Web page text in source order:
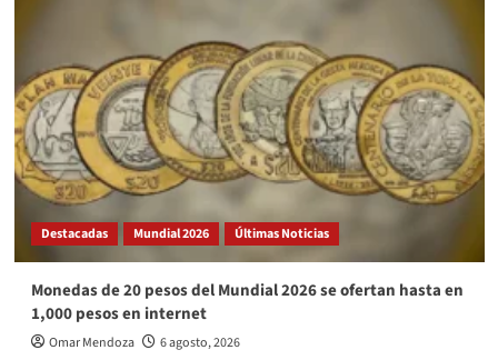
Destacadas Mundial 2026 Últimas Noticias
Monedas de 20 pesos del Mundial 2026 se ofertan hasta en
1,000 pesos en internet
Omar Mendoza 6 agosto, 2026